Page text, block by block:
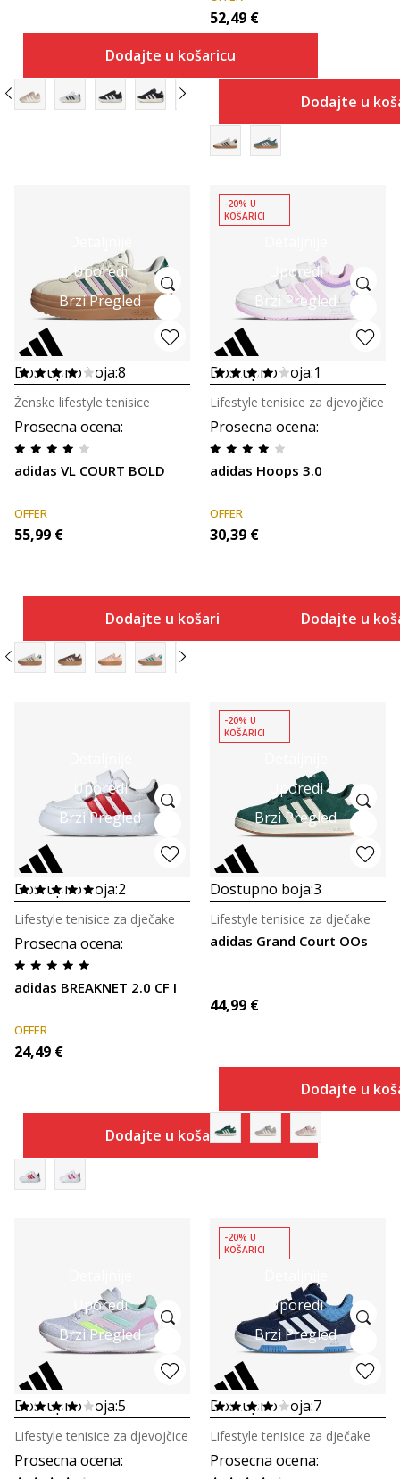
Dodajte u košaricu
52,49 €
Dodajte u
Uporedi
Brzi Pregled
Dostupno boja:8
Prosecna ocena:
adidas VL COURT BOLD
Ženske lifestyle tenisice
OFFER
55,99 €
Dodajte u košaricu
Uporedi
Brzi Pregled
-20% U
KOŠARICI
Dostupno boja:1
Prosecna ocena:
adidas Hoops 3.0
Lifestyle tenisice za djevojčice
OFFER
30,39 €
Dodajte u
Uporedi
Brzi Pregled
Dostupno boja:2
Prosecna ocena:
adidas BREAKNET 2.0 CF I
Lifestyle tenisice za dječake
OFFER
24,49 €
Dodajte u košaricu
Uporedi
Brzi Pregled
-20% U
KOŠARICI
Dostupno boja:3
adidas Grand Court OOs
Lifestyle tenisice za dječake
44,99 €
Dodajte u
Uporedi
Brzi Pregled
Dostupno boja:5
Prosecna ocena:
Lifestyle tenisice za djevojčice
Uporedi
Brzi Pregled
-20% U
KOŠARICI
Dostupno boja:7
Prosecna ocena:
Lifestyle tenisice za dječake